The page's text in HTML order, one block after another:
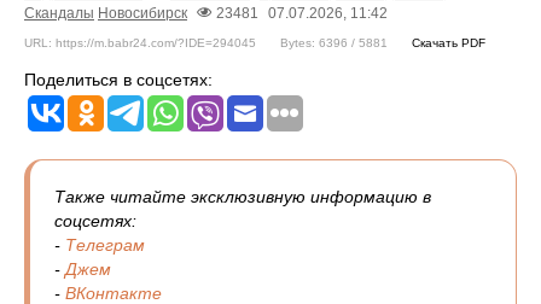
Скандалы Новосибирск 23481 07.07.2026, 11:42
URL: https://m.babr24.com/?IDE=294045 Bytes: 6396 / 5881 Скачать PDF
Поделиться в соцсетях:
Также читайте эксклюзивную информацию в
соцсетях:
- Телеграм
- Джем
- ВКонтакте